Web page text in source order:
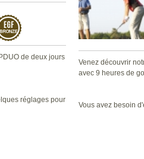
de deux jours
réglages pour
Venez découvrir
avec 9 heures de
Vous avez besoin